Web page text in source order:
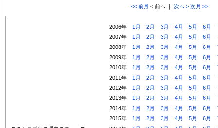
<< 前月 < 前へ ｜ 次へ > 次月 >>
2006年 1月 2月 3月 4月 5月 6月
2007年
1月 2月 3月 4月 5月 6月
2008年
1月 2月 3月 4月 5月 6月
2009年
1月 2月 3月 4月 5月 6月
2010年
1月 2月 3月 4月 5月 6月
2011年
1月 2月 3月 4月 5月 6月
2012年
1月 2月 3月 4月 5月 6月
2013年
1月 2月 3月 4月 5月 6月
2014年
1月 2月 3月 4月 5月 6月
2015年
1月 2月 3月 4月 5月 6月